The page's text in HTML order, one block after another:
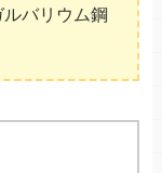
バリウム鋼